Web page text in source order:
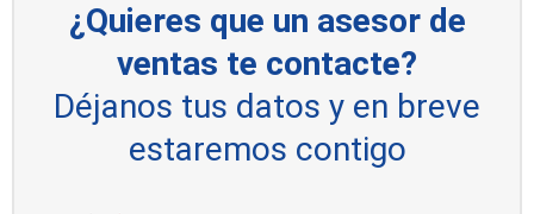
¿Quieres que un asesor de
ventas te contacte?
Déjanos tus datos y en breve
estaremos contigo